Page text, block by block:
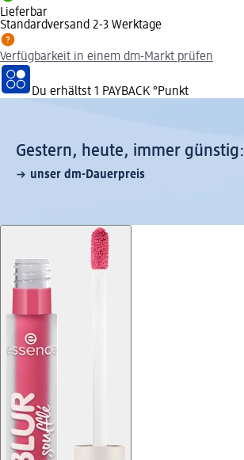
Lieferbar
Standardversand 2-3 Werktage
Verfügbarkeit in einem dm-Markt prüfen
Du erhältst 1 PAYBACK °Punkt
Gestern, heute, immer günstig:
unser dm-Dauerpreis